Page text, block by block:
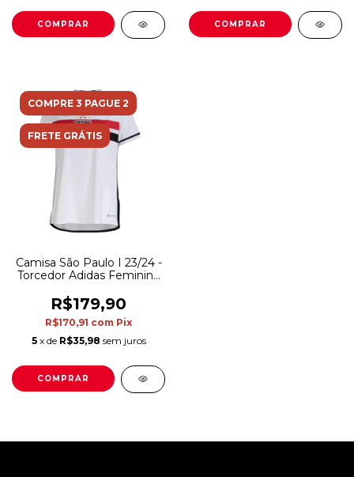
COMPRAR COMPRAR
COMPRE 3 PAGUE 2
FRETE GRÁTIS
Camisa São Paulo I 23/24 -
Torcedor Adidas Feminina
R$179,90
R$170,91 com Pix
5 x de R$35,98 sem juros
COMPRAR